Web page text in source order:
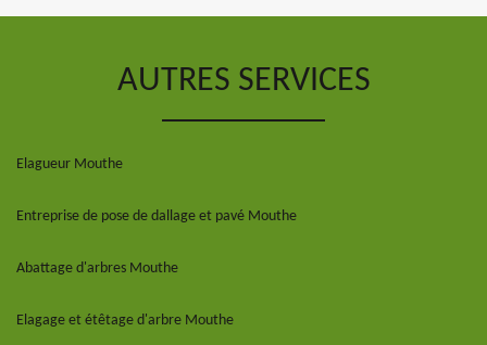
AUTRES SERVICES
Elagueur Mouthe
Entreprise de pose de dallage et pavé Mouthe
Abattage d'arbres Mouthe
Elagage et étêtage d'arbre Mouthe